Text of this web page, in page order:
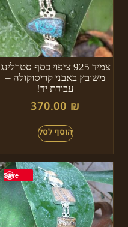
צמיד 925 ציפוי כסף סטרלינג
משובץ באבני קריסוקולה –
עבודת יד!
370.00 ₪
Save